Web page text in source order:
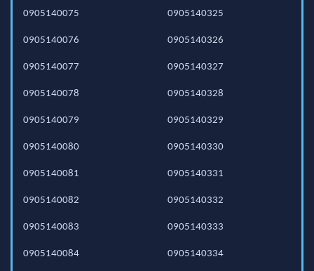
0905140075
0905140076
0905140077
0905140078
0905140079
0905140080
0905140081
0905140082
0905140083
0905140084
0905140325
0905140326
0905140327
0905140328
0905140329
0905140330
0905140331
0905140332
0905140333
0905140334